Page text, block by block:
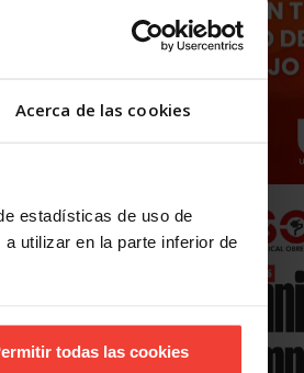
Acerca de las cookies
estadísticas de uso de
utilizar en la parte inferior de
todas las cookies